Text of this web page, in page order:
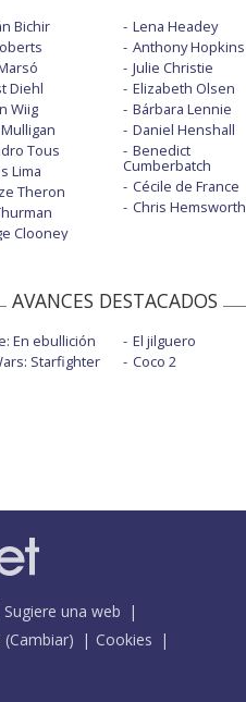
Bichir
Diehl
Wiig
Tous
Lima
Theron
Clooney
Lena Headey
Anthony Hopkins
Julie Christie
Elizabeth Olsen
Bárbara Lennie
Daniel Henshall
Benedict
Cumberbatch
Cécile de France
Chris Hemsworth
AVANCES DESTACADOS
En ebullición
Starfighter
El jilguero
Coco 2
Sugiere una web
(Cambiar)
Cookies